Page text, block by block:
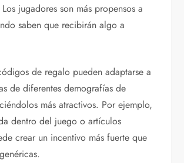
jugadores son más propensos a
saben que recibirán algo a
de regalo pueden adaptarse a
de diferentes demografías de
más atractivos. Por ejemplo,
dentro del juego o artículos
crear un incentivo más fuerte que